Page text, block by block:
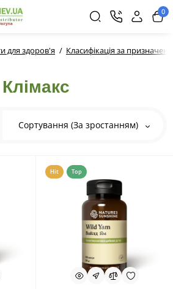
0
для здоров'я Класифікація за
Клімакс
Сортування (За зростанням)
Hit Top